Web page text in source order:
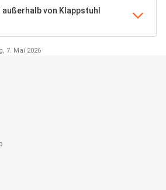
außerhalb von Klappstuhl
7. Mai 2026